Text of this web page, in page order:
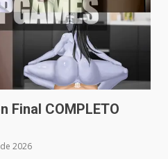
Final COMPLETO
2026